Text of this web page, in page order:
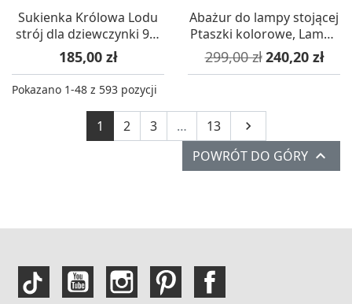
Sukienka Królowa Lodu
strój dla dziewczynki 98-
104, Souza!
Cena
185,00 zł
Abażur do lampy stojącej
Ptaszki kolorowe, Lamps
& Co.
Cena podstawowa
299,00 zł Cena
240,20 zł
Pokazano 1-48 z 593 pozycji
1 2 3 … 13 Następny

POWRÓT DO GÓRY 